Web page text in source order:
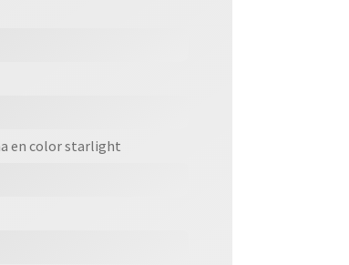
en color starlight